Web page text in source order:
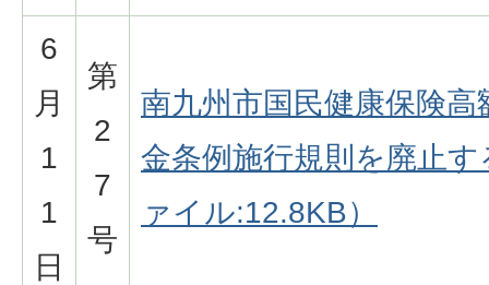
6
月
1
1
日
第
2
7
号
南九州市国民健康保険高
金条例施行規則を廃止
ァイル:12.8KB）